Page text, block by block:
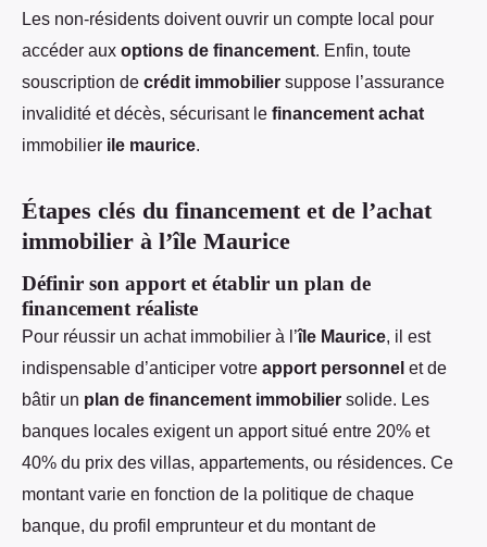
Les non-résidents doivent ouvrir un compte local pour
accéder aux options de financement. Enfin, toute
souscription de crédit immobilier suppose l’assurance
invalidité et décès, sécurisant le financement achat
immobilier ile maurice.
Étapes clés du financement et de l’achat
immobilier à l’île Maurice
Définir son apport et établir un plan de
financement réaliste
Pour réussir un achat immobilier à l’île Maurice, il est
indispensable d’anticiper votre apport personnel et de
bâtir un plan de financement immobilier solide. Les
banques locales exigent un apport situé entre 20% et
40% du prix des villas, appartements, ou résidences. Ce
montant varie en fonction de la politique de chaque
banque, du profil emprunteur et du montant de